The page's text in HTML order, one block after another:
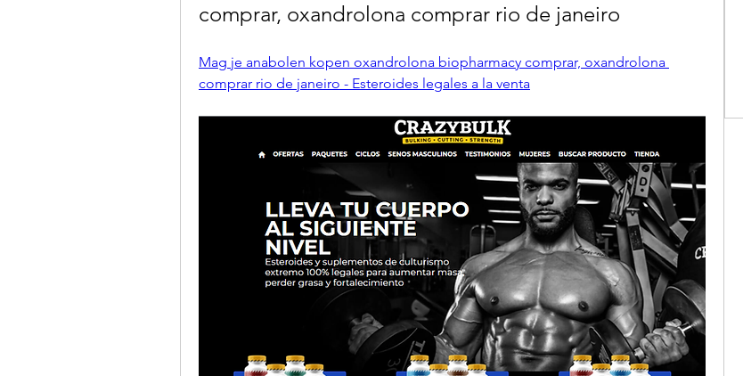
comprar, oxandrolona comprar rio de janeiro
Mag je anabolen kopen oxandrolona biopharmacy comprar, oxandrolona
comprar rio de janeiro - Esteroides legales a la venta